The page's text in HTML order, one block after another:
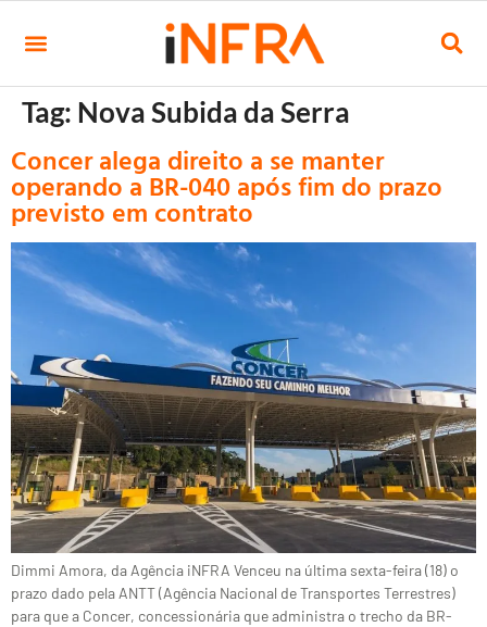
Tag: Nova Subida da Serra
Concer alega direito a se manter
operando a BR-040 após fim do prazo
previsto em contrato
Dimmi Amora, da Agência iNFRA Venceu na última sexta-feira (18) o
prazo dado pela ANTT (Agência Nacional de Transportes Terrestres)
para que a Concer, concessionária que administra o trecho da BR-